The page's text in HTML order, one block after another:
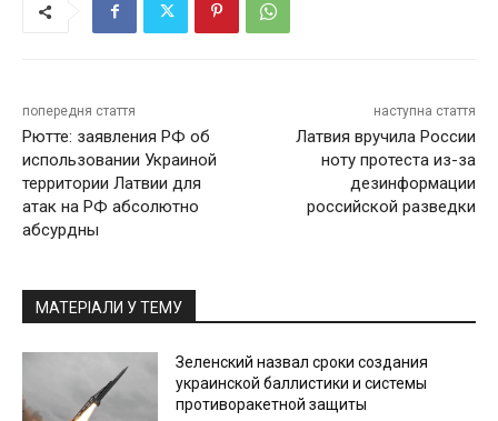
попередня стаття
Рютте: заявления РФ об
использовании Украиной
территории Латвии для
атак на РФ абсолютно
абсурдны
наступна стаття
Латвия вручила России
ноту протеста из-за
дезинформации
российской разведки
МАТЕРІАЛИ У ТЕМУ
Зеленский назвал сроки создания
украинской баллистики и системы
противоракетной защиты